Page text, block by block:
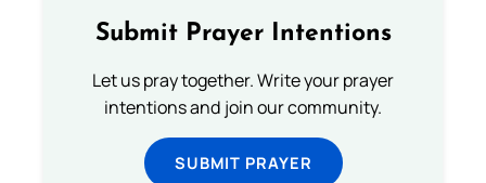
Submit Prayer Intentions
Let us pray together. Write your prayer
intentions and join our community.
SUBMIT PRAYER